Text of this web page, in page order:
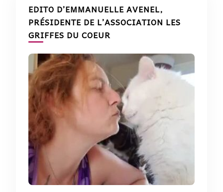
EDITO D’EMMANUELLE AVENEL,
PRÉSIDENTE DE L’ASSOCIATION LES
GRIFFES DU COEUR